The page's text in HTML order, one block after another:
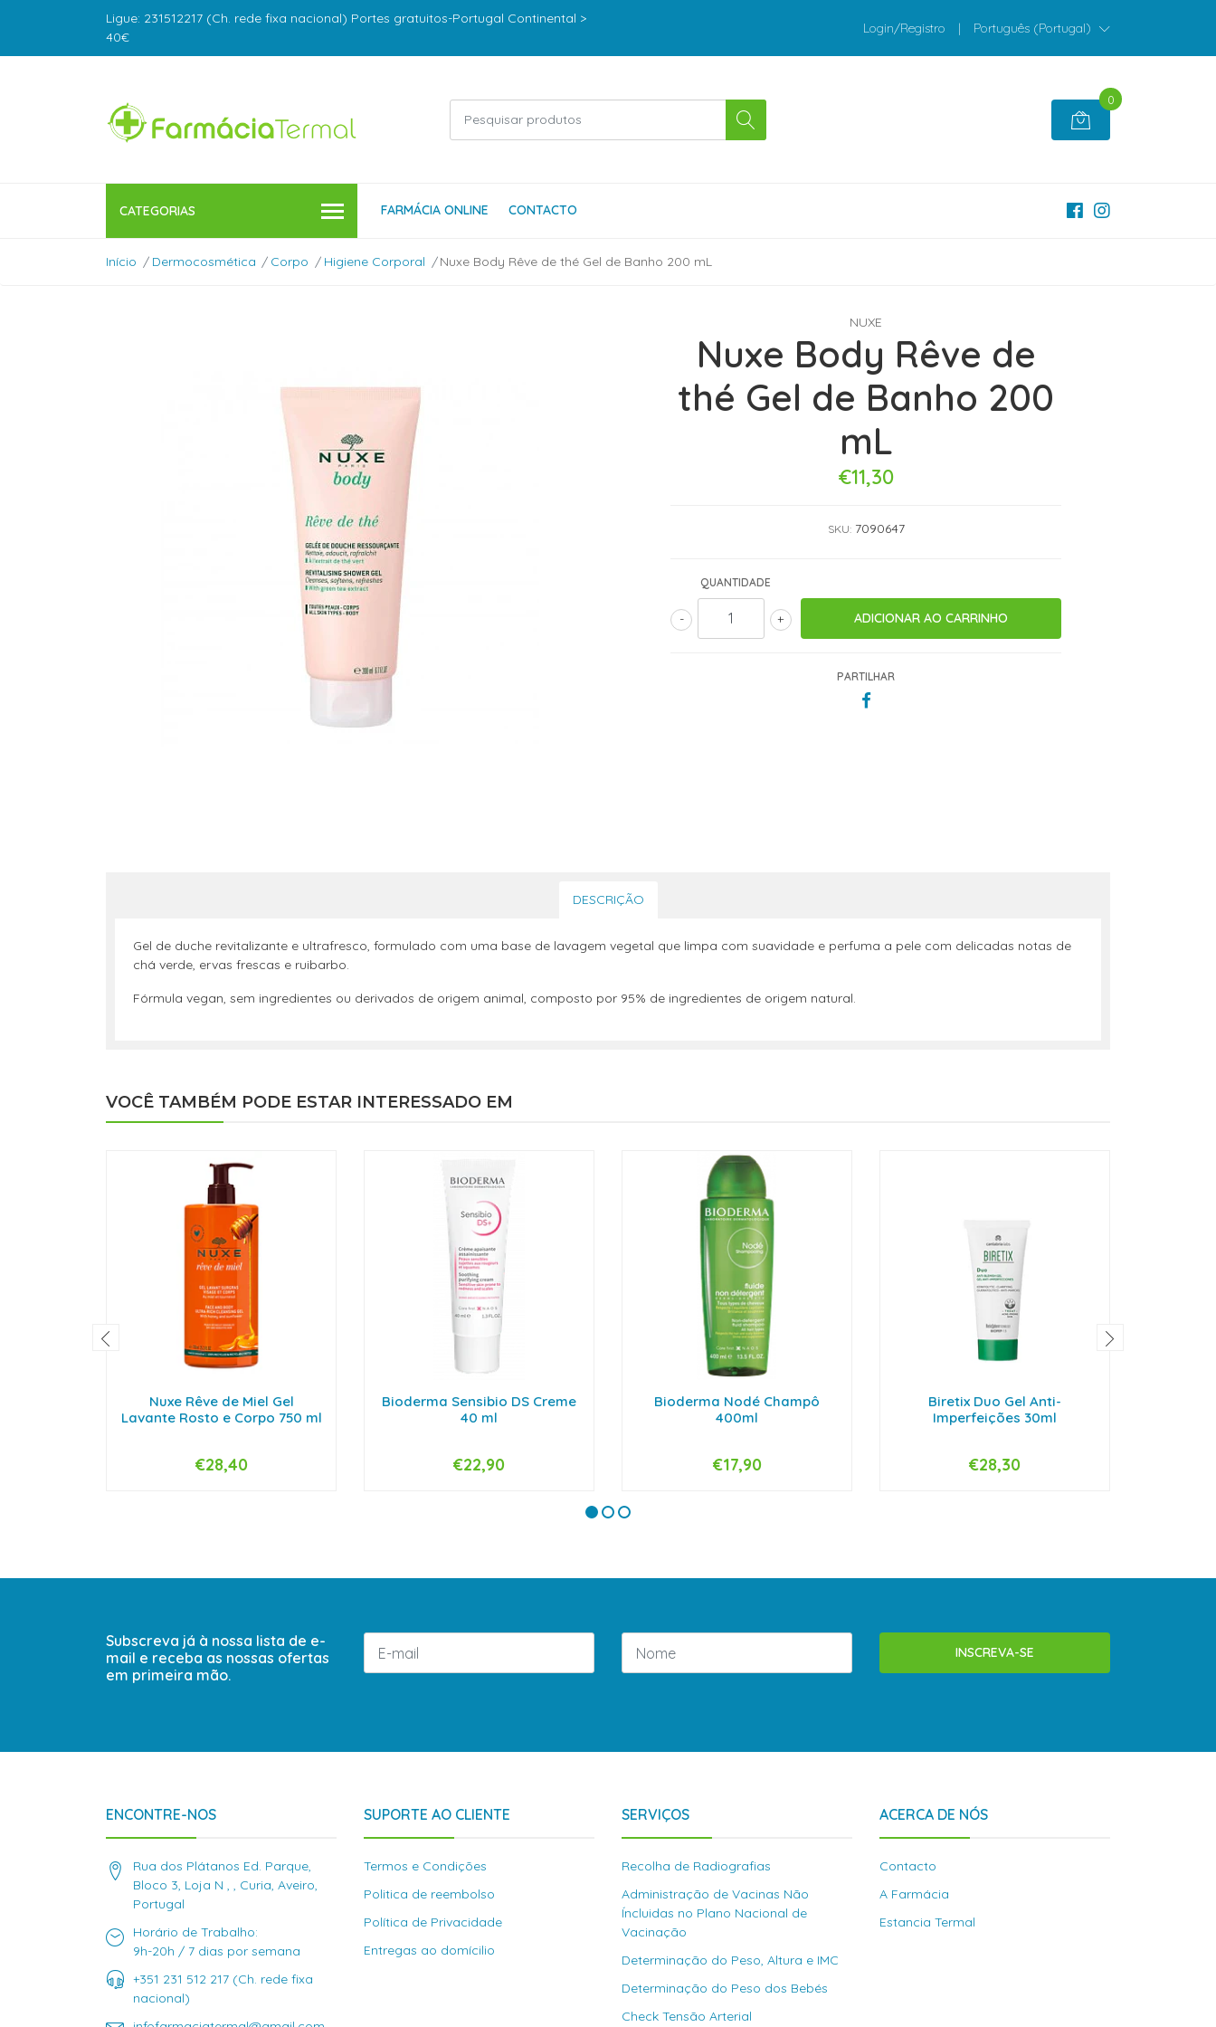
Ligue: 231512217 (Ch. rede fixa nacional) Portes gratuitos-Portugal Continental >
40€
Login/Registro | Português (Portugal)
0
CATEGORIAS FARMÁCIA ONLINE CONTACTO
Início Dermocosmética Corpo Higiene Corporal Nuxe Body Rêve de thé Gel de Banho 200 mL
NUXE
Nuxe Body Rêve de
thé Gel de Banho 200
mL
€11,30
SKU: 7090647
QUANTIDADE
+
-
PARTILHAR
DESCRIÇÃO
Gel de duche revitalizante e ultrafresco, formulado com uma base de lavagem vegetal que limpa com suavidade e perfuma a pele com delicadas notas de
chá verde, ervas frescas e ruibarbo.
Fórmula vegan, sem ingredientes ou derivados de origem animal, composto por 95% de ingredientes de origem natural.
VOCÊ TAMBÉM PODE ESTAR INTERESSADO EM
Nuxe Rêve de Miel Gel
Lavante Rosto e Corpo 750 ml
+
€28,40
Bioderma Sensibio DS Creme
40 ml
+
€22,90
Bioderma Nodé Champô
400ml
+
€17,90
Biretix Duo Gel Anti-
Imperfeições 30ml
+
€28,30
Subscreva já à nossa lista de e-
mail e receba as nossas ofertas
em primeira mão.
INSCREVA-SE
ENCONTRE-NOS
Rua dos Plátanos Ed. Parque,
Bloco 3, Loja N , , Curia, Aveiro,
Portugal
Horário de Trabalho:
9h-20h / 7 dias por semana
+351 231 512 217 (Ch. rede fixa
nacional)
SUPORTE AO CLIENTE
Termos e Condições
Politica de reembolso
Política de Privacidade
Entregas ao domícilio
SERVIÇOS
Recolha de Radiografias
Administração de Vacinas Não
Íncluidas no Plano Nacional de
Vacinação
Determinação do Peso, Altura e IMC
Determinação do Peso dos Bebés
Check Tensão Arterial
ACERCA DE NÓS
Contacto
A Farmácia
Estancia Termal